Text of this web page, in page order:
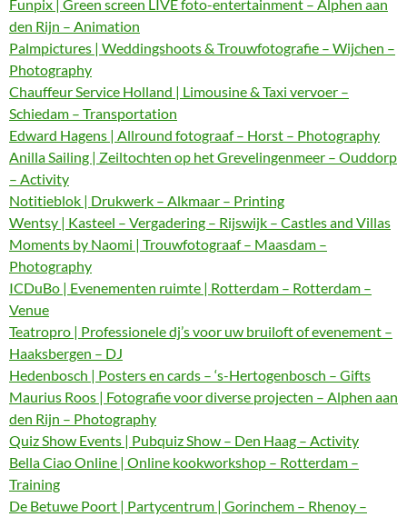
Funpix | Green screen LIVE foto-entertainment – Alphen aan
den Rijn – Animation
Palmpictures | Weddingshoots & Trouwfotografie – Wijchen –
Photography
Chauffeur Service Holland | Limousine & Taxi vervoer –
Schiedam – Transportation
Edward Hagens | Allround fotograaf – Horst – Photography
Anilla Sailing | Zeiltochten op het Grevelingenmeer – Ouddorp
– Activity
Notitieblok | Drukwerk – Alkmaar – Printing
Wentsy | Kasteel – Vergadering – Rijswijk – Castles and Villas
Moments by Naomi | Trouwfotograaf – Maasdam –
Photography
ICDuBo | Evenementen ruimte | Rotterdam – Rotterdam –
Venue
Teatropro | Professionele dj’s voor uw bruiloft of evenement –
Haaksbergen – DJ
Hedenbosch | Posters en cards – ‘s-Hertogenbosch – Gifts
Maurius Roos | Fotografie voor diverse projecten – Alphen aan
den Rijn – Photography
Quiz Show Events | Pubquiz Show – Den Haag – Activity
Bella Ciao Online | Online kookworkshop – Rotterdam –
Training
De Betuwe Poort | Partycentrum | Gorinchem – Rhenoy –